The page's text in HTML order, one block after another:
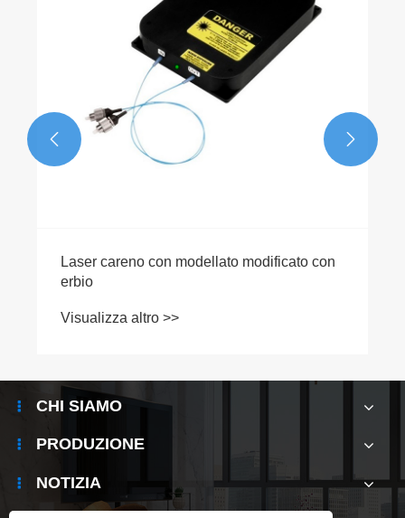
Laser careno con modellato modificato con
erbio
Visualizza altro >>
 
CHI SIAMO
PRODUZIONE
NOTIZIA